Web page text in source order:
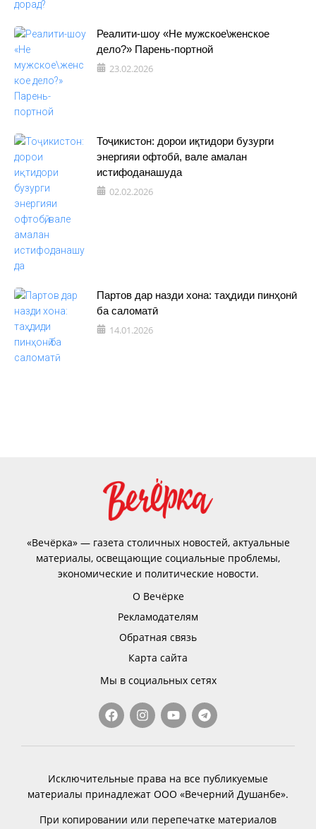
Реалити-шоу «Не мужское\женское
дело?» Парень-портной
23.02.2026
Тоҷикистон: дорои иқтидори бузурги
энергияи офтобӣ, вале амалан
истифоданашуда
02.02.2026
Партов дар назди хона: таҳдиди пинҳонӣ
ба саломатӣ
14.01.2026
«Вечёрка» — газета столичных новостей, актуальные
материалы, освещающие социальные проблемы,
экономические и политические новости.
О Вечёрке
Рекламодателям
Обратная связь
Карта сайта
Мы в социальных сетях
Исключительные права на все публикуемые
материалы принадлежат ООО «Вечерний Душанбе».
При копировании или перепечатке материалов